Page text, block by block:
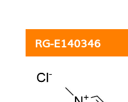
RG-E140346